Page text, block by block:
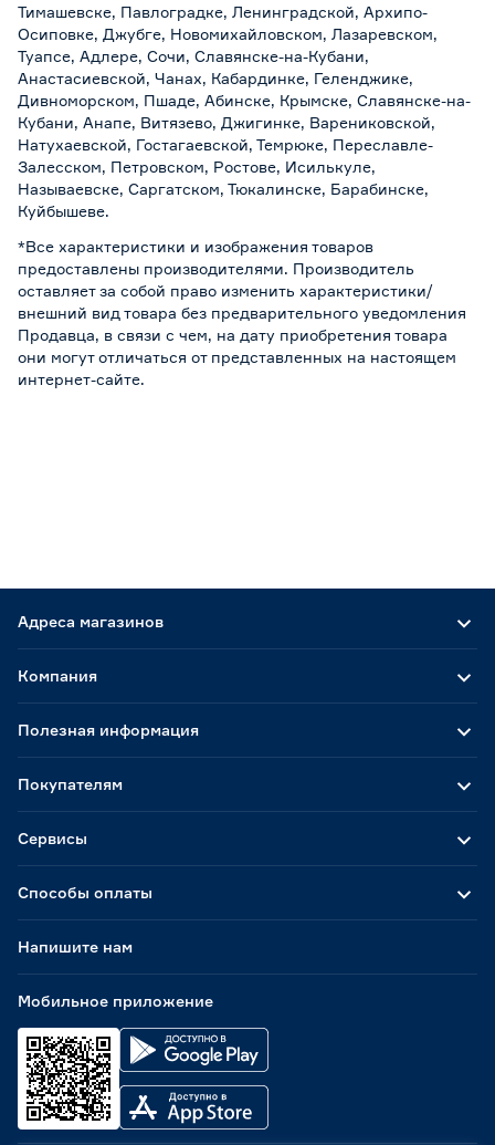
Тимашевске, Павлоградке, Ленинградской, Архипо-
Осиповке, Джубге, Новомихайловском, Лазаревском,
Туапсе, Адлере, Сочи, Славянске-на-Кубани,
Анастасиевской, Чанах, Кабардинке, Геленджике,
Дивноморском, Пшаде, Абинске, Крымске, Славянске-на-
Кубани, Анапе, Витязево, Джигинке, Варениковской,
Натухаевской, Гостагаевской, Темрюке, Переславле-
Залесском, Петровском, Ростове, Исилькуле,
Называевске, Саргатском, Тюкалинске, Барабинске,
Куйбышеве.
*Все характеристики и изображения товаров
предоставлены производителями. Производитель
оставляет за собой право изменить характеристики/
внешний вид товара без предварительного уведомления
Продавца, в связи с чем, на дату приобретения товара
они могут отличаться от представленных на настоящем
интернет-сайте.
Адреса магазинов
Способы оплаты
Мобильное приложение
Компания
Полезная информация
Покупателям
Сервисы
Напишите нам